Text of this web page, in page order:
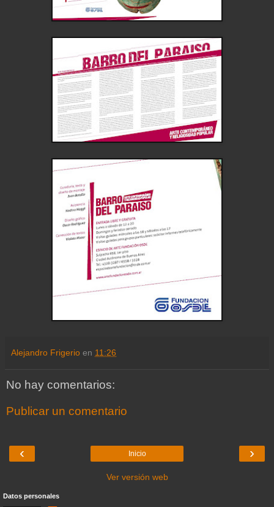
Alejandro Frigerio en 11:26
No hay comentarios:
Publicar un comentario
‹ ›
Inicio
Ver versión web
Datos personales